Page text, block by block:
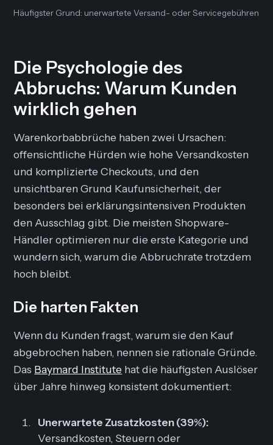
Häufigster Grund: unerwartete Versand- oder Servicegebühren
Die Psychologie des
Abbruchs: Warum Kunden
wirklich gehen
Warenkorbabbrüche haben zwei Ursachen:
offensichtliche Hürden wie hohe Versandkosten
und komplizierte Checkouts, und den
unsichtbaren Grund Kaufunsicherheit, der
besonders bei erklärungsintensiven Produkten
den Ausschlag gibt. Die meisten Shopware-
Händler optimieren nur die erste Kategorie und
wundern sich, warum die Abbruchrate trotzdem
hoch bleibt.
Die harten Fakten
Wenn du Kunden fragst, warum sie den Kauf
abgebrochen haben, nennen sie rationale Gründe.
Das Baymard Institute hat die häufigsten Auslöser
über Jahre hinweg konsistent dokumentiert:
Unerwartete Zusatzkosten (39%):
Versandkosten, Steuern oder